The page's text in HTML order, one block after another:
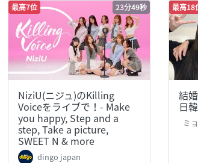
最高7位 23分49秒
NiziU(ニジュ)のKilling
Voiceをライブで！- Make
you happy, Step and a
step, Take a picture,
SWEET N & more
dingo japan
最高18
結
日
ミ